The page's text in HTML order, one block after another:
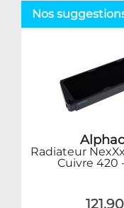
Nos
Radiateur
Cuivre 420